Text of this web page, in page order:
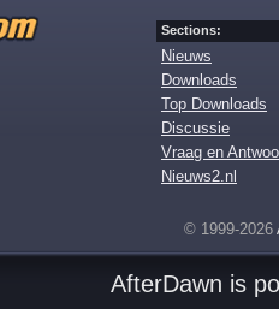
Sections:
Nieuws
Downloads
Top Downloads
Discussie
Vraag en
Nieuws2.nl
© 1999-2026
AfterDawn is